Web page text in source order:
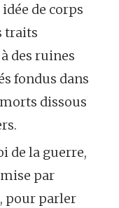
de corps
traits
des ruines
fondus dans
dissous
de la guerre,
par
pour parler